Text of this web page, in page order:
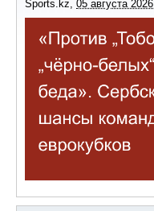
Sports.kz, 05 августа 2026